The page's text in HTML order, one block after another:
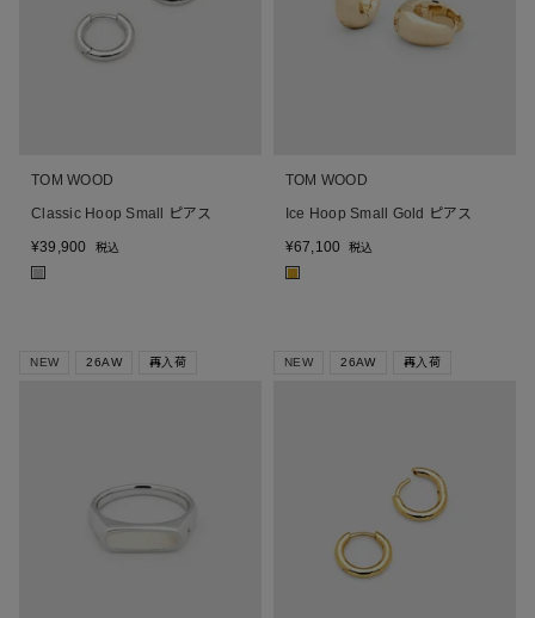
TOM WOOD
Classic Hoop Small ピアス
¥39,900 税込
TOM WOOD
Ice Hoop Small Gold ピアス
¥67,100 税込
NEW 26AW 再入荷 NEW 26AW 再入荷